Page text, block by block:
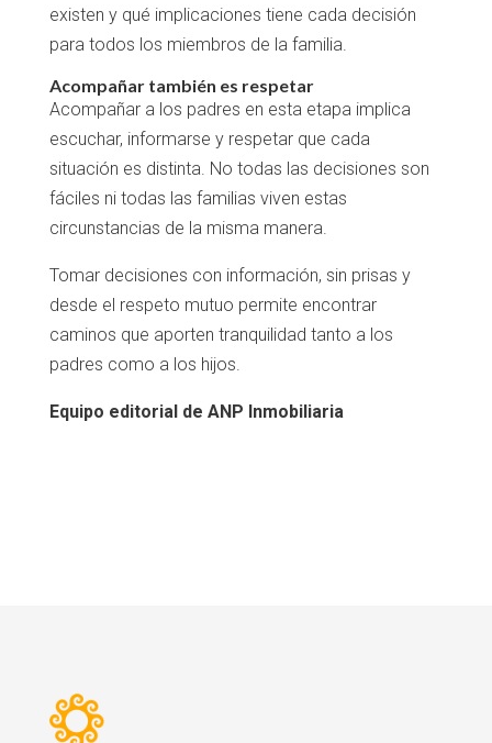
existen y qué implicaciones tiene cada decisión
para todos los miembros de la familia.
Acompañar también es respetar
Acompañar a los padres en esta etapa implica
escuchar, informarse y respetar que cada
situación es distinta. No todas las decisiones son
fáciles ni todas las familias viven estas
circunstancias de la misma manera.
Tomar decisiones con información, sin prisas y
desde el respeto mutuo permite encontrar
caminos que aporten tranquilidad tanto a los
padres como a los hijos.
Equipo editorial de ANP Inmobiliaria